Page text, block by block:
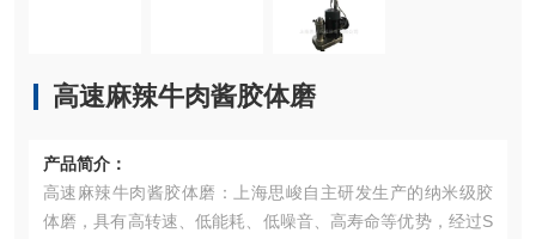
高速麻辣牛肉酱胶体磨
产品简介：
高速麻辣牛肉酱胶体磨：上海思峻自主研发生产的纳米级胶
体磨，具有高转速、低能耗、低噪音、高寿命等优势，经过S